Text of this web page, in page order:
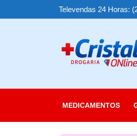
Televendas 24 Horas:
MEDICAMENTOS